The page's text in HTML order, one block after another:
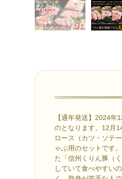
【通年発送】2024
のとなります。12月
ロース（カツ・ソテ
ゃぶ用のセットです
た「信州くりん豚（
していて食べやすい